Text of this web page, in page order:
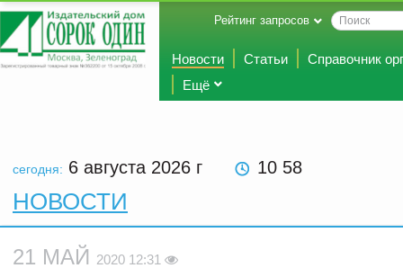
Рейтинг запросов
Новости Статьи
Справочник
Ещё
сегодня: 6 августа 2026 г 10 58
НОВОСТИ
21 МАЙ 2020 12:31